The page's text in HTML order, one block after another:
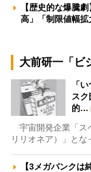
【歴史的な爆騰
高」「制限値幅
大前研一「ビ
「
ス
的…
宇宙開発企業「ス
リリオネア）」と
【3メガバンク